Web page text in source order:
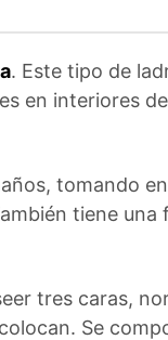
. Este tipo de
en interiores
tomando
tiene
tres caras,
Se